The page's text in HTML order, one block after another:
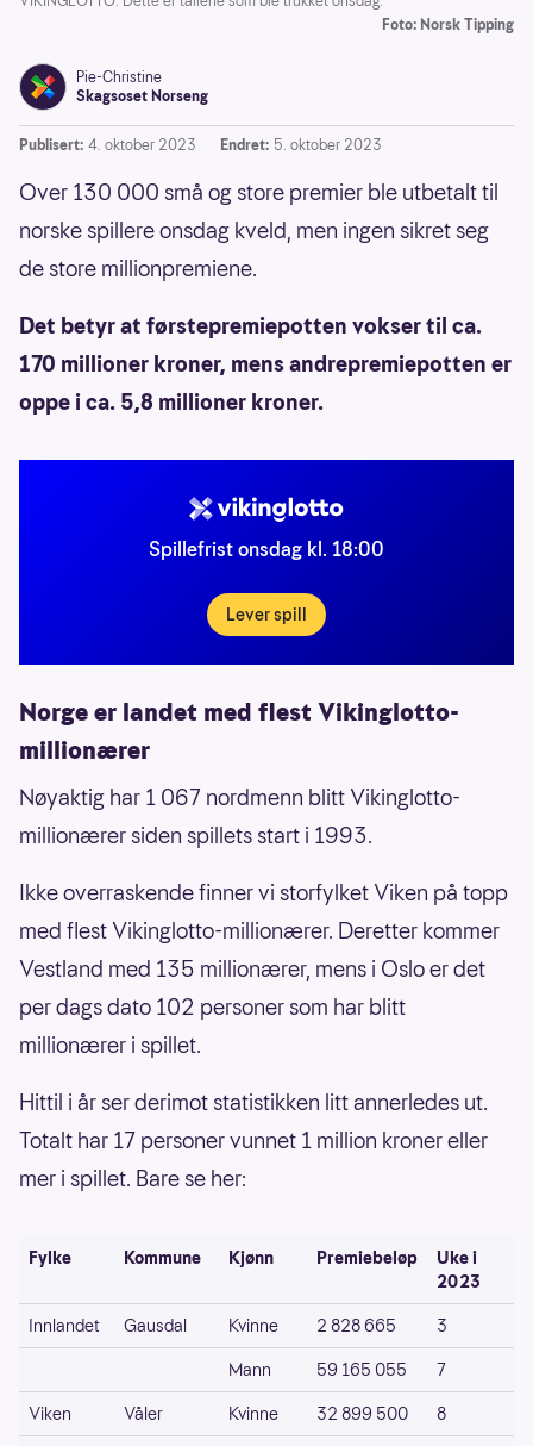
Foto: Norsk Tipping
Pie-Christine
Skagsoset Norseng
Publisert: 4. oktober 2023 Endret: 5. oktober 2023
Over 130 000 små og store premier ble utbetalt til
norske spillere onsdag kveld, men ingen sikret seg
de store millionpremiene.
Det betyr at førstepremiepotten vokser til ca.
170 millioner kroner, mens andrepremiepotten er
oppe i ca. 5,8 millioner kroner.
Spillefrist onsdag kl. 18:00
Lever spill
Norge er landet med flest Vikinglotto-
millionærer
Nøyaktig har 1 067 nordmenn blitt Vikinglotto-
millionærer siden spillets start i 1993.
Ikke overraskende finner vi storfylket Viken på topp
med flest Vikinglotto-millionærer. Deretter kommer
Vestland med 135 millionærer, mens i Oslo er det
per dags dato 102 personer som har blitt
millionærer i spillet.
Hittil i år ser derimot statistikken litt annerledes ut.
Totalt har 17 personer vunnet 1 million kroner eller
mer i spillet. Bare se her:
Fylke Kommune Kjønn Premiebeløp
Uke i
2023
Innlandet
Gausdal Kvinne 2 828 665
3
Mann
59 165 055
7
Viken
Våler Kvinne 32 899 500
8